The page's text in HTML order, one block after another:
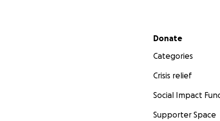
Secondary menu
Donate
Categories
Crisis relief
Social Impact
Supporter Space